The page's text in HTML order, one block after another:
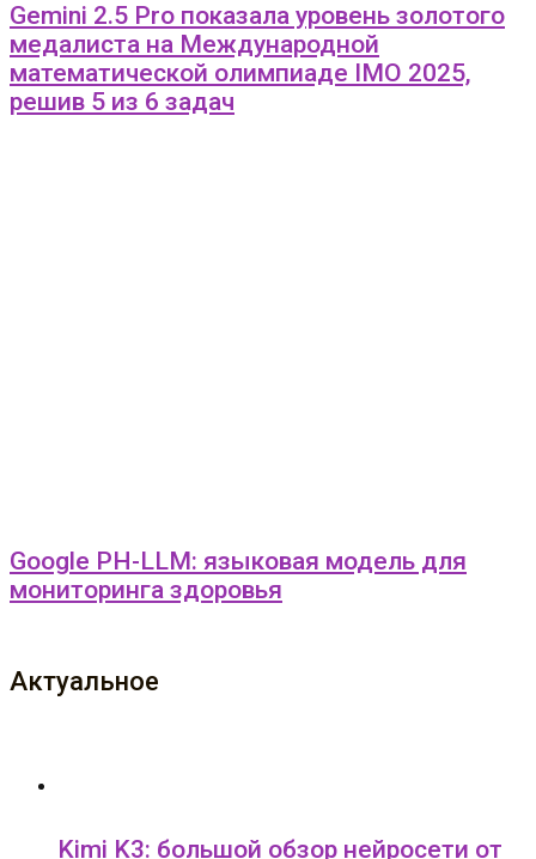
Gemini 2.5 Pro показала уровень золотого
медалиста на Международной
математической олимпиаде IMO 2025,
решив 5 из 6 задач
Google PH-LLM: языковая модель для
мониторинга здоровья
Актуальное
Kimi K3: большой обзор нейросети от